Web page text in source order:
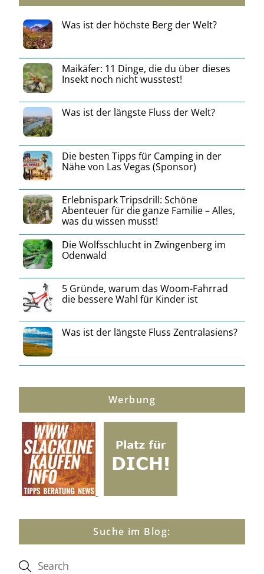
Was ist der höchste Berg der Welt?
Maikäfer: 11 Dinge, die du über dieses
Insekt noch nicht wusstest!
Was ist der längste Fluss der Welt?
Die besten Tipps für Camping in der
Nähe von Las Vegas (Sponsor)
Erlebnispark Tripsdrill: Schöne
Abenteuer für die ganze Familie – Alles,
was du wissen musst!
Die Wolfsschlucht in Zwingenberg im
Odenwald
5 Gründe, warum das Woom-Fahrrad
die bessere Wahl für Kinder ist
Was ist der längste Fluss Zentralasiens?
Werbung
Suche im Blog: